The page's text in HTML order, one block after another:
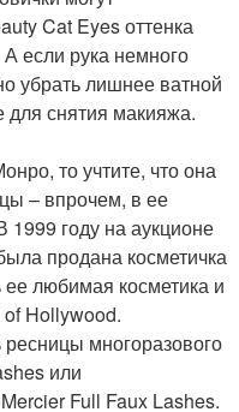
Cat Eyes оттенка
если рука немного
убрать лишнее ватной
для снятия макияжа.
то учтите, что она
– впрочем, в ее
году на аукционе
продана косметичка
любимая косметика и
Hollywood.
многоразового
или
Full Faux Lashes.